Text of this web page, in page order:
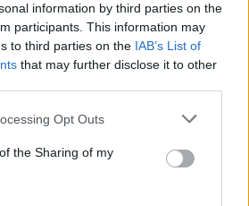
information by third parties on the
participants. This information may
to third parties on the IAB’s List of
that may further disclose it to other
Opt Outs
the Sharing of my